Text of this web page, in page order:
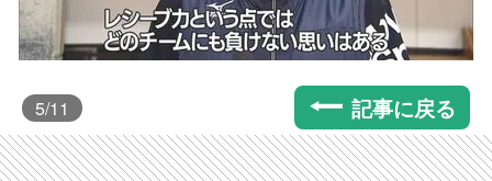
5/11 記事に戻る